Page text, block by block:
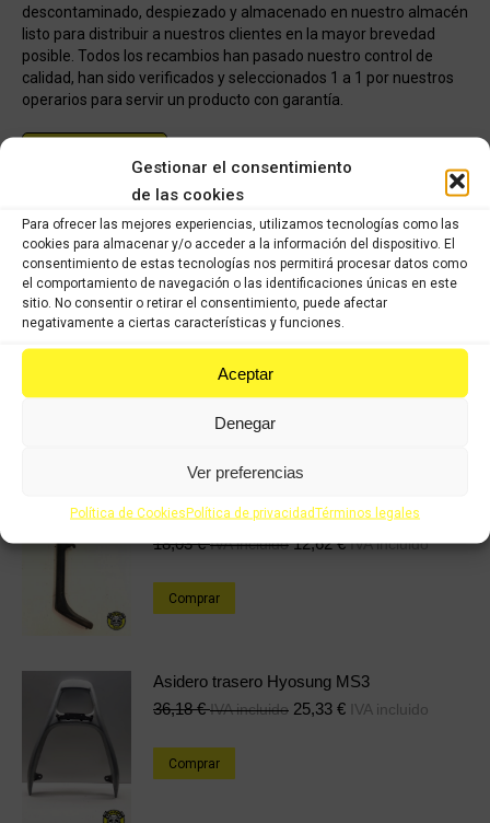
Gestionar el consentimiento
de las cookies
Para ofrecer las mejores experiencias, utilizamos tecnologías como las
cookies para almacenar y/o acceder a la información del dispositivo. El
consentimiento de estas tecnologías nos permitirá procesar datos como
el comportamiento de navegación o las identificaciones únicas en este
sitio. No consentir o retirar el consentimiento, puede afectar
negativamente a ciertas características y funciones.
Aceptar
Denegar
Ver preferencias
Política de CookiesPolítica de privacidadTérminos legales
descontaminado, despiezado y almacenado en nuestro almacén
listo para distribuir a nuestros clientes en la mayor brevedad
posible. Todos los recambios han pasado nuestro control de
calidad, han sido verificados y seleccionados 1 a 1 por nuestros
operarios para servir un producto con garantía.
COMPRAR
Categorías: HYOSUNG MS3 125cc,Recambios ocasión HYOSUNG
Share this product
on
Caballete lateral Hyosung comet
18,03€ IVA incluido 12,62€ IVA incluido
Comprar
Asidero trasero Hyosung MS3
36,18€ IVA incluido 25,33 € IVA incluido
Comprar